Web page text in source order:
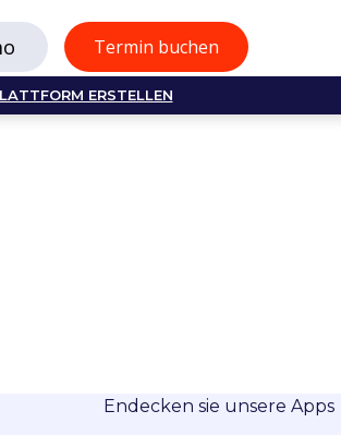
Termin buchen
ERSTELLEN
Endecken sie unsere Apps